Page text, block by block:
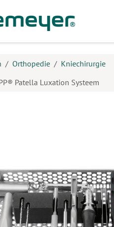
Orthopedie
Kniechirurgie
Patella Luxation Systeem